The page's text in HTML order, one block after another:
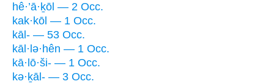
hê·’ā·ḵōl — 2 Occ.
kak·kōl — 1 Occ.
kāl- — 53 Occ.
kāl·lə·hên — 1 Occ.
kā·lō·ši- — 1 Occ.
kə·ḵāl- — 3 Occ.